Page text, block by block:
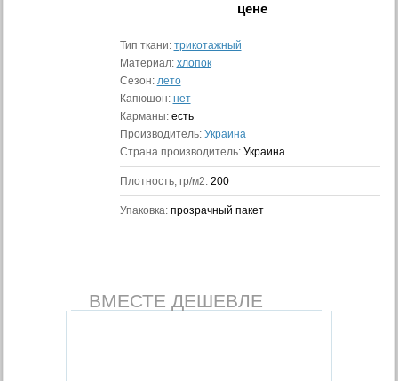
цене
Тип ткани: трикотажный
Материал: хлопок
Сезон: лето
Капюшон: нет
Карманы: есть
Производитель: Украина
Страна производитель: Украина
Плотность, гр/м2: 200
Упаковка: прозрачный пакет
ВМЕСТЕ ДЕШЕВЛЕ